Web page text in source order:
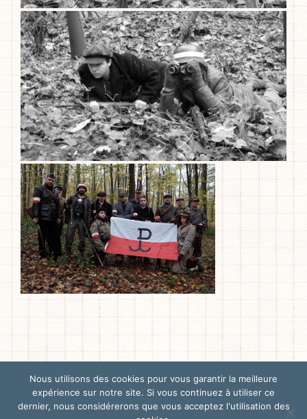
© 2025 - Les Lufteaux - Tous droits réservés -Mentions Légales
Nous utilisons des cookies pour vous garantir la meilleure
expérience sur notre site. Si vous continuez à utiliser ce
dernier, nous considérerons que vous acceptez l'utilisation des